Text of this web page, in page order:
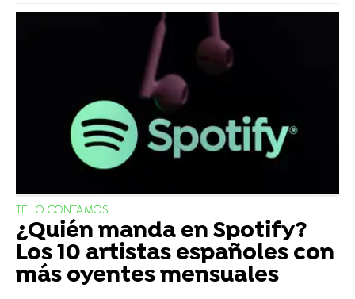
TE LO CONTAMOS
¿Quién manda en Spotify?
Los 10 artistas españoles con
más oyentes mensuales